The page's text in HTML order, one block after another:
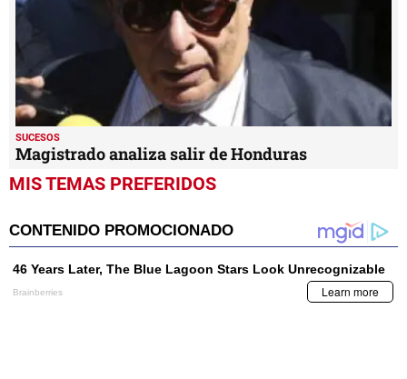
SUCESOS
Magistrado analiza salir de Honduras
MIS TEMAS PREFERIDOS